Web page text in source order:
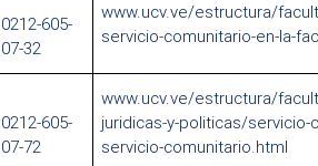
0212-605-
07-32
www.ucv.ve/estructura/
servicio-comunitario-en-la-
0212-605-
07-72
www.ucv.ve/estructura/
juridicas-y-politicas/
servicio-comunitario.html